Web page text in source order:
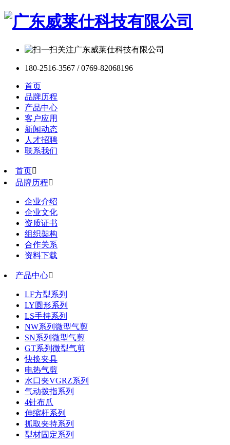
180-2516-3567 / 0769-82068196
首页
品牌历程
产品中心
客户应用
新闻动态
人才招聘
联系我们
首页
品牌历程
企业介绍
企业文化
资质证书
组织架构
合作关系
资料下载
产品中心
LF方型系列
LY圆形系列
LS手持系列
NW系列微型气剪
SN系列微型气剪
GT系列微型气剪
快换夹具
电热气剪
水口夹VGRZ系列
气动拨指系列
4针布爪
伸缩杆系列
抓取夹持系列
型材固定系列